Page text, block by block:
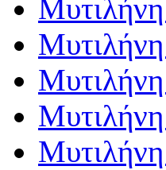
Μυτιλήνη